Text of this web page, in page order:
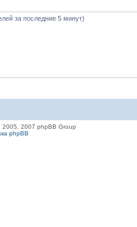
за последние 5 минут)
2007 phpBB Group
phpBB